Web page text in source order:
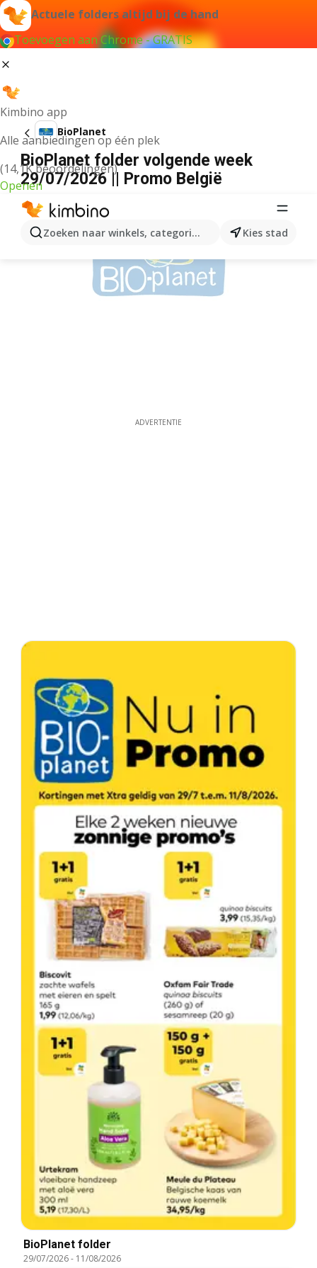
Actuele folders altijd bij de hand
Toevoegen aan Chrome - GRATIS
Kimbino app
Alle aanbiedingen op één plek
(14,1K beoordelingen)
Openen
Zoeken naar winkels, categorieën, producten...
Kies stad
BioPlanet
BioPlanet folder volgende week
29/07/2026 || Promo België
ADVERTENTIE
BioPlanet folder
29/07/2026- 11/08/2026